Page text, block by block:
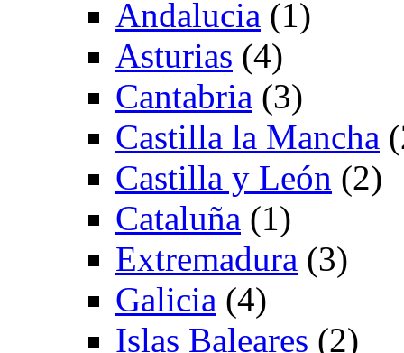
Andalucia (1)
Asturias (4)
Cantabria (3)
Castilla la Mancha
Castilla y León (2)
Cataluña (1)
Extremadura (3)
Galicia (4)
Islas Baleares (2)